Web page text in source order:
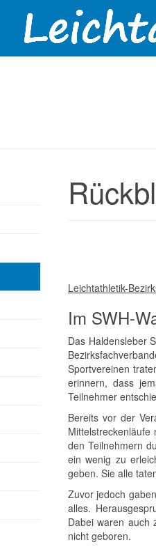
Leichtathletik-
Im SWH-
Das Haldensleber
Sportvereinen
erinnern, dass
Teilnehmer
Bereits vor der
den Teilnehmern
ein wenig zu
geben. Sie alle
Zuvor jedoch
alles.
Dabei waren auch
nicht geboren.